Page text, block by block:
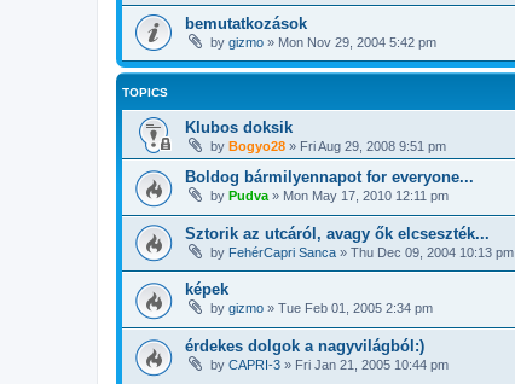
bemutatkozások
by gizmo » Mon Nov 29, 2004 5:42 pm
TOPICS
Klubos doksik
by Bogyo28 » Fri Aug 29, 2008 9:51 pm
Boldog bármilyennapot for everyone...
by Pudva » Mon May 17, 2010 12:11 pm
Sztorik az utcáról, avagy ők elcseszték...
by FehérCapri Sanca » Thu Dec 09, 2004 10:13 pm
képek
by gizmo » Tue Feb 01, 2005 2:34 pm
érdekes dolgok a nagyvilágból:)
by CAPRI-3 » Fri Jan 21, 2005 10:44 pm